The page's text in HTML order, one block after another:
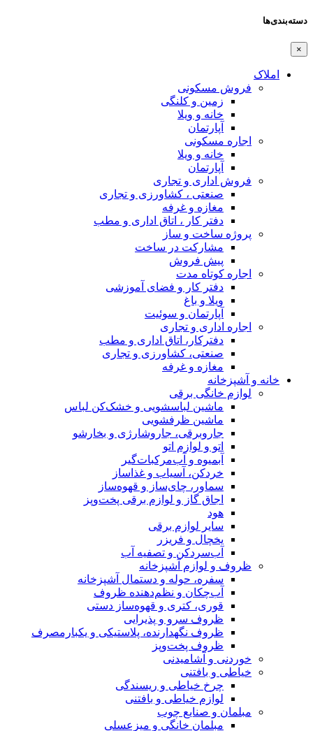
دسته‌بندی‌ها
×
املاک
فروش مسکونی
زمین و کلنگی
خانه و ویلا
آپارتمان
اجاره مسکونی
خانه و ویلا
آپارتمان
فروش اداری و تجاری
صنعتی ، کشاورزی و تجاری
مغازه و غرفه
دفتر کار ، اتاق اداری و مطب
پروژه ساخت و ساز
مشارکت در ساخت
پیش فروش
اجاره کوتاه مدت
دفتر کار و فضای آموزشی
ویلا و باغ
آپارتمان و سوئیت
اجاره اداری و تجاری
دفترکار، اتاق اداری و مطب
صنعتی، کشاورزی و تجاری
مغازه و غرفه
خانه و آشپزخانه
لوازم خانگی برقی
ماشین لباسشویی و خشک‌کن لباس
ماشین ظرفشویی
جاروبرقی، جاروشارژی و بخارشو
اتو و لوازم اتو
آبمیوه و آب‌مرکبات‌گیر
خردکن، آسیاب و غذاساز
سماور، چای‌ساز و قهوه‌ساز
اجاق گاز و لوازم برقی پخت‌وپز
هود
سایر لوازم برقی
یخچال و فریزر
آب‌سردکن و تصفیه آب
ظروف و لوازم آشپزخانه
سفره، حوله و دستمال آشپزخانه
آب‌چکان و نظم‌دهنده ظروف
قوری، کتری و قهوه‌ساز دستی
ظروف سرو و پذیرایی
ظروف نگهدارنده، پلاستیکی و یکبارمصرف
ظروف پخت‌وپز
خوردنی و آشامیدنی
خیاطی و بافتنی
چرخ خیاطی و ریسندگی
لوازم خیاطی و بافتنی
مبلمان و صنایع چوب
مبلمان خانگی و میزعسلی